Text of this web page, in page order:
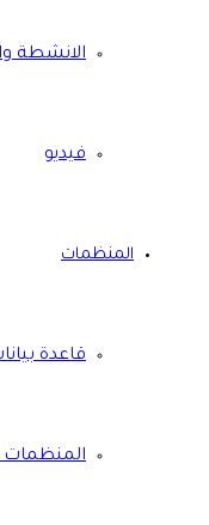
الانشطة
فيديو
المنظمات
قاعدة
المنظمات